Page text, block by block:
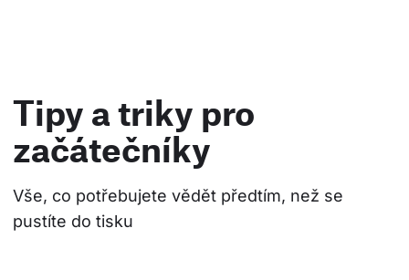
Tipy a triky pro
začátečníky
Vše, co potřebujete vědět předtím, než se
pustíte do tisku